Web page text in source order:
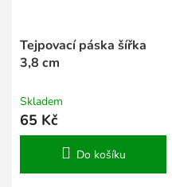
Tejpovací páska šířka
3,8 cm
Skladem
65 Kč
Do košíku